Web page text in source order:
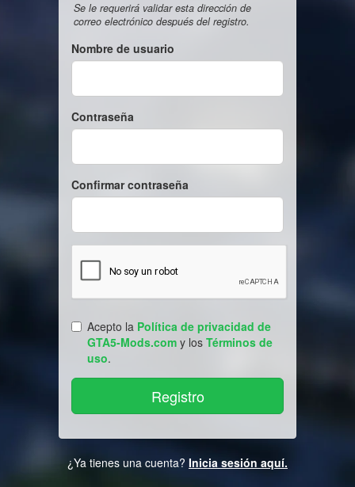
Se le requerirá validar esta dirección de
correo electrónico después del registro.
Nombre de usuario
Contraseña
Confirmar contraseña
Acepto la Política de privacidad de
GTA5-Mods.com y los Términos de
uso.
¿Ya tienes una cuenta? Inicia sesión aquí.